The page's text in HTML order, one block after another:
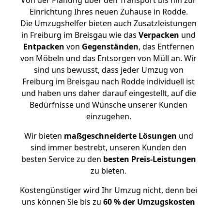
Einrichtung Ihres neuen Zuhause in Rodde.
Die Umzugshelfer bieten auch Zusatzleistungen
in Freiburg im Breisgau wie das Verpacken und
Entpacken von Gegenständen, das Entfernen
von Möbeln und das Entsorgen von Müll an. Wir
sind uns bewusst, dass jeder Umzug von
Freiburg im Breisgau nach Rodde individuell ist
und haben uns daher darauf eingestellt, auf die
Bedürfnisse und Wünsche unserer Kunden
einzugehen.
Wir bieten maßgeschneiderte Lösungen und
sind immer bestrebt, unseren Kunden den
besten Service zu den besten Preis-Leistungen
zu bieten.
Kostengünstiger wird Ihr Umzug nicht, denn bei
uns können Sie bis zu 60 % der Umzugskosten